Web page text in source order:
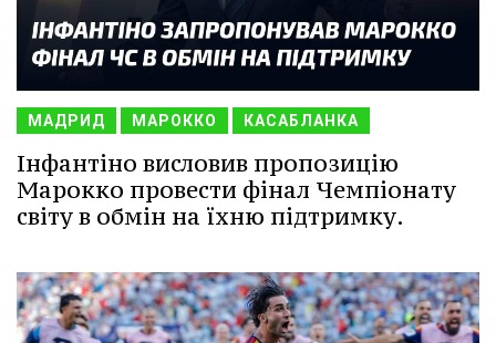
МАДРИД МАРОККО КАСАБЛАНКА
Інфантіно висловив пропозицію
Марокко провести фінал Чемпіонату
світу в обмін на їхню підтримку.